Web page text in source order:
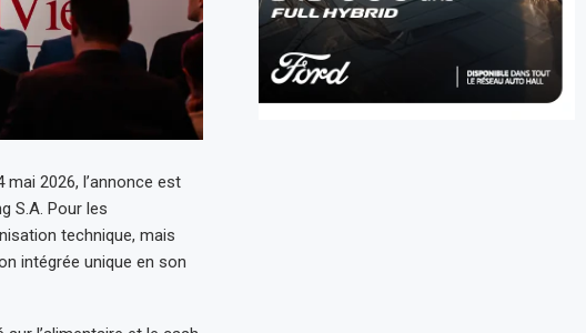
2026, l’annonce est
S.A. Pour les
technique, mais
intégrée unique en son